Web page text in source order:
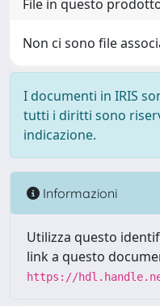
File in questo
Non ci sono file
I documenti in IRIS
tutti i diritti sono
indicazione.
Informazioni
Utilizza questo
link a questo
https://